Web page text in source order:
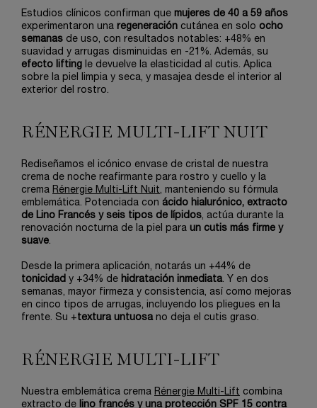
Estudios clínicos confirman que mujeres de 40 a 59 años
experimentaron una regeneración cutánea en solo ocho
semanas de uso, con resultados notables: +48% en
suavidad y arrugas disminuidas en -21%. Además, su
efecto lifting le devuelve la elasticidad al cutis. Aplica
sobre la piel limpia y seca, y masajea desde el interior al
exterior del rostro.
RÉNERGIE MULTI-LIFT NUIT
Rediseñamos el icónico envase de cristal de nuestra
crema de noche reafirmante para rostro y cuello y la
crema Rénergie Multi-Lift Nuit , manteniendo su fórmula
emblemática. Potenciada con ácido hialurónico, extracto
de Lino Francés y seis tipos de lípidos , actúa durante la
renovación nocturna de la piel para un cutis más firme y
suave
Desde la primera aplicación, notarás un +44% de
tonicidad y +34% de hidratación inmediata. Y en dos
semanas, mayor firmeza y consistencia, así como mejoras
en cinco tipos de arrugas, incluyendo los pliegues en la
frente. Su +textura untuosano deja el cutis graso.
RÉNERGIE MULTI-LIFT
Nuestra emblemática crema Rénergie Multi-Lift combina
extracto de
lino francés y una protección SPF 15 contra